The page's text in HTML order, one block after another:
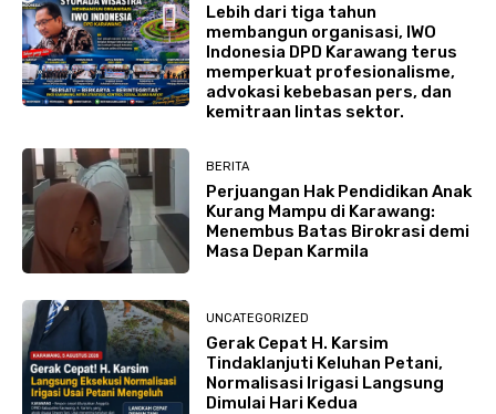
Lebih dari tiga tahun
membangun organisasi, IWO
Indonesia DPD Karawang terus
memperkuat profesionalisme,
advokasi kebebasan pers, dan
kemitraan lintas sektor.
BERITA
Perjuangan Hak Pendidikan Anak
Kurang Mampu di Karawang:
Menembus Batas Birokrasi demi
Masa Depan Karmila
UNCATEGORIZED
Gerak Cepat H. Karsim
Tindaklanjuti Keluhan Petani,
Normalisasi Irigasi Langsung
Dimulai Hari Kedua